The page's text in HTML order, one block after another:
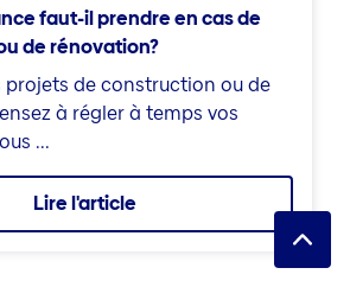
faut-il prendre en cas de
de rénovation?
projets de construction ou de
à régler à temps vos
...
Lire l'article